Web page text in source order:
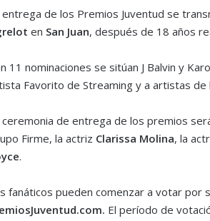
entrega de los Premios Juventud se
en San Juan, después de 18 años
11 nominaciones se sitúan J Balvin y
Favorito de Streaming y a artistas
ceremonia de entrega de los premios
Firme, la actriz Clarissa Molina, la
.
fanáticos pueden comenzar a votar
El período de